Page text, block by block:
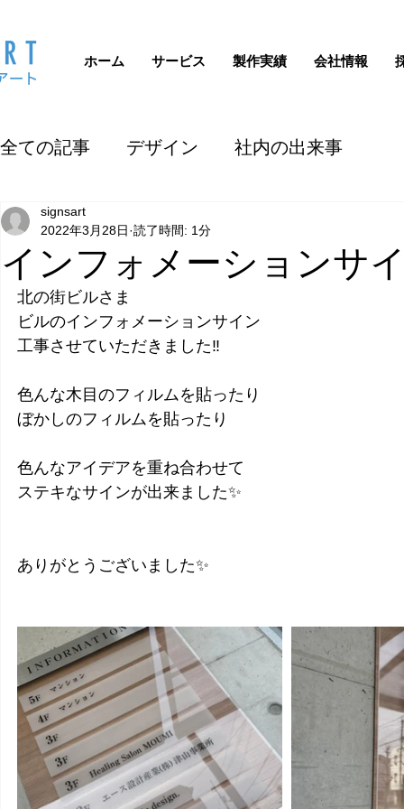
ホーム サービス 製作実績 会社情報
全ての記事 デザイン 社内の出来事
インフォメーションサ
signsart
2022年3月28日 読了時間: 1分
北の街ビルさま
ビルのインフォメーションサイン
工事させていただきました‼️
色んな木目のフィルムを貼ったり
ぼかしのフィルムを貼ったり
色んなアイデアを重ね合わせて
ステキなサインが出来ました✨
ありがとうございました✨